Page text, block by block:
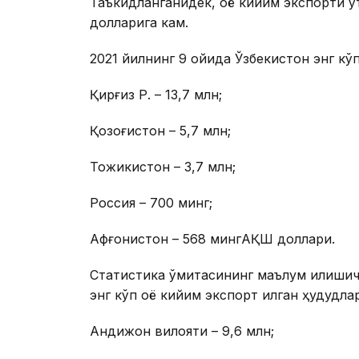
долларига кам.
2021 йилнинг 9 ойида Ўзбекистон энг
Қирғиз Р. – 13,7 млн;
Қозоғистон – 5,7 млн;
Тожикистон – 3,7 млн;
Россия – 700 минг;
Афғонистон – 568 мингAҚШ доллари.
Статистика қўмитасининг маълум
энг кўп оёқ кийим экспорт қилган
Андижон вилояти – 9,6 млн;